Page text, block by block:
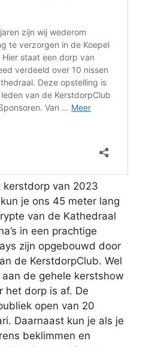
kerstdorp van 2023
je ons 45 meter lang
van de Kathedraal
in een prachtige
zijn opgebouwd door
de KerstdorpClub. Wel
de gehele kerstshow
het dorp is af. De
open van 20
Daarnaast kun je als je
beklimmen en